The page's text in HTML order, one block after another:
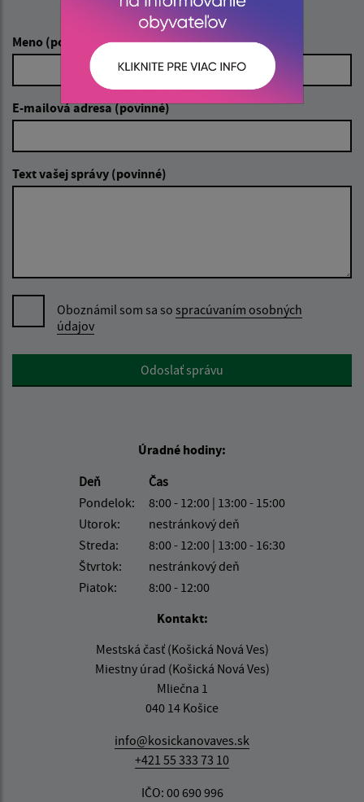
Napíšte nám:
Meno (povinné)
E-mailová adresa (povinné)
Text vašej správy (povinné)
Oboznámil som sa so spracúvaním osobných
údajov
Google reCaptcha ResponseOdoslať správu
Úradné hodiny:
Deň
Čas
Pondelok:
8:00 - 12:00 | 13:00 - 15:00
Utorok:
nestránkový deň
Streda:
8:00 - 12:00 | 13:00 - 16:30
Štvrtok:
nestránkový deň
Piatok:
8:00 - 12:00
Kontakt:
Mestská časť (Košická Nová Ves)
Miestny úrad (Košická Nová Ves)
Mliečna 1
040 14 Košice
info@kosickanovaves.sk
+421 55 333 73 10
IČO: 00 690 996